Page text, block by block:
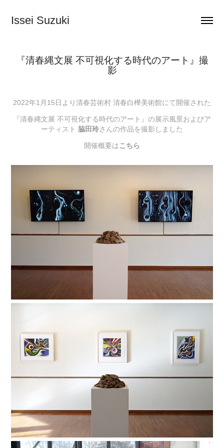
Issei Suzuki
『清春縄文展 不可視化する時代のアート』撮
影
2022年1月15日より清春芸術村 清春白樺美術館にて開催された
『清春縄文展 不可視化する時代のアート』の展示風景およびア
ーティスト
脇田玲さんの作品を撮影しました
開催概要はこちら